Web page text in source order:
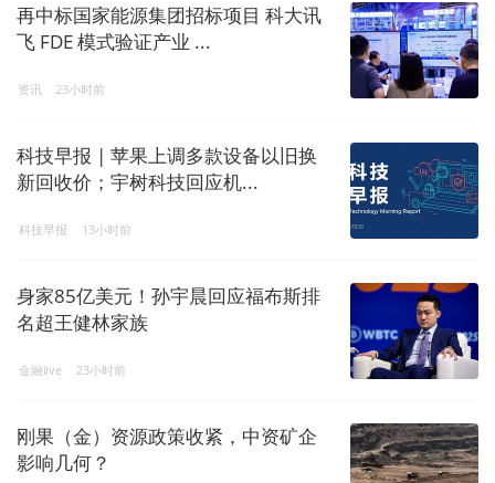
再中标国家能源集团招标项目 科大讯
飞 FDE 模式验证产业 ...
资讯 23小时前
科技早报 | 苹果上调多款设备以旧换
新回收价；宇树科技回应机...
科技早报 13小时前
身家85亿美元！孙宇晨回应福布斯排
名超王健林家族
金融live 23小时前
刚果（金）资源政策收紧，中资矿企
影响几何？